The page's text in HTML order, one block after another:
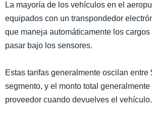
La mayoría de los vehículos en el
equipados con un transpondedor
que maneja automáticamente los cargos
pasar bajo los sensores.
Estas tarifas generalmente oscilan entre
segmento, y el monto total
proveedor cuando devuelves el vehículo.